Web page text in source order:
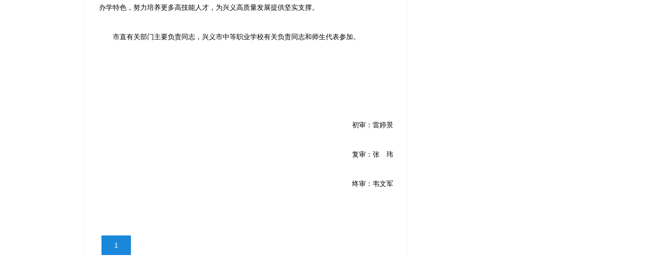
办学特色，努力培养更多高技能人才，为兴义高质量发展提供坚实支撑。
市直有关部门主要负责同志，兴义市中等职业学校有关负责同志和师生代表参加。
初审：雷婷景
复审：张 玮
终审：韦文军
1